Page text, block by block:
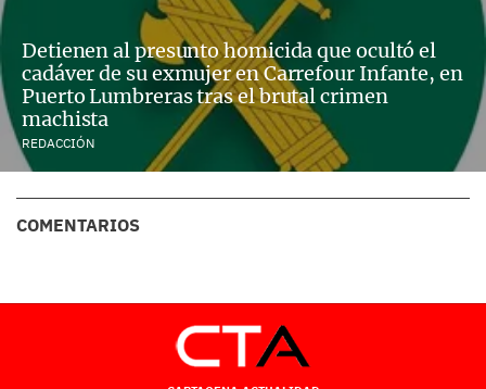
Detienen al presunto homicida que ocultó el
cadáver de su exmujer en Carrefour Infante, en
Puerto Lumbreras tras el brutal crimen
machista
REDACCIÓN
COMENTARIOS